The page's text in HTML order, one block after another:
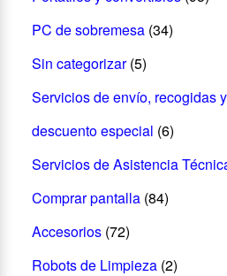
PC de sobremesa (34)
Sin categorizar (5)
Servicios de envío, recogidas
descuento especial (6)
Servicios de Asistencia
Comprar pantalla (84)
Accesorios (72)
Robots de Limpieza (2)